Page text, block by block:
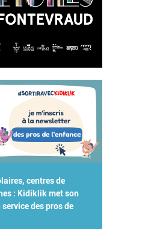
centres de
: Kidiklik met son
des pros de